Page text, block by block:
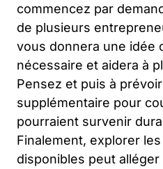
commencez par
de plusieurs
vous donnera une idée
nécessaire et aidera à
Pensez et puis à
supplémentaire pour
pourraient survenir
Finalement, explorer
disponibles peut